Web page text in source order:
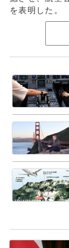
を表明した。